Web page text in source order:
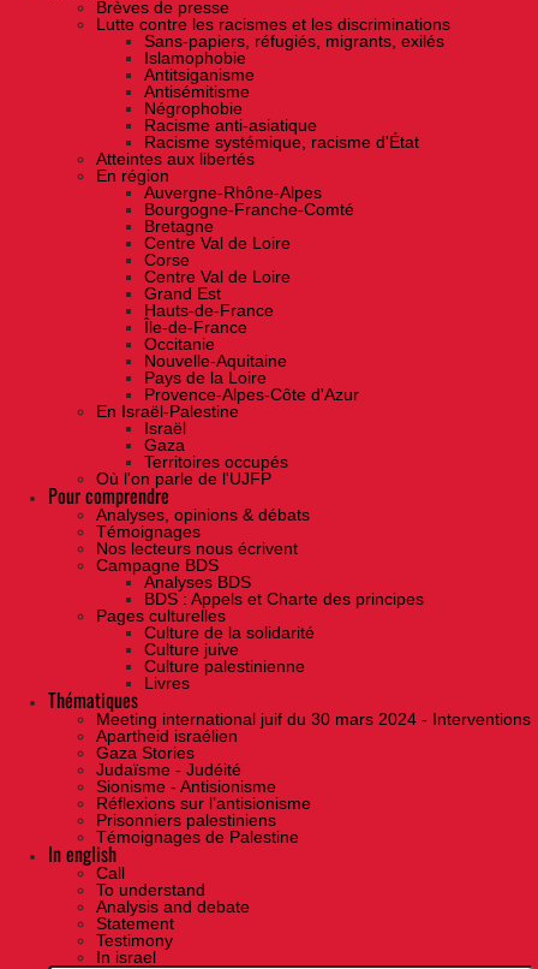
Brèves de presse
Lutte contre les racismes et les discriminations
Sans-papiers, réfugiés, migrants, exilés
Islamophobie
Antitsiganisme
Antisémitisme
Négrophobie
Racisme anti-asiatique
Racisme systémique, racisme d'État
Atteintes aux libertés
En région
Auvergne-Rhône-Alpes
Bourgogne-Franche-Comté
Bretagne
Centre Val de Loire
Corse
Centre Val de Loire
Grand Est
Hauts-de-France
Île-de-France
Occitanie
Nouvelle-Aquitaine
Pays de la Loire
Provence-Alpes-Côte d'Azur
En Israël-Palestine
Israël
Gaza
Territoires occupés
Où l'on parle de l'UJFP
Pour comprendre
Analyses, opinions & débats
Témoignages
Nos lecteurs nous écrivent
Campagne BDS
Analyses BDS
BDS : Appels et Charte des principes
Pages culturelles
Culture de la solidarité
Culture juive
Culture palestinienne
Livres
Thématiques
Meeting international juif du 30 mars 2024 - Interventions
Apartheid israélien
Gaza Stories
Judaïsme - Judéité
Sionisme - Antisionisme
Réflexions sur l’antisionisme
Prisonniers palestiniens
Témoignages de Palestine
In english
Call
To understand
Analysis and debate
Statement
Testimony
In israel